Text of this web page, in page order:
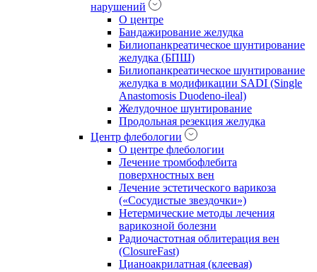
нарушений
О центре
Бандажирование желудка
Билиопанкреатическое шунтирование
желудка (БПШ)
Билиопанкреатическое шунтирование
желудка в модификации SADI (Single
Anastomosis Duodeno-ileal)
Желудочное шунтирование
Продольная резекция желудка
Центр флебологии
О центре флебологии
Лечение тромбофлебита
поверхностных вен
Лечение эстетического варикоза
(«Сосудистые звездочки»)
Нетермические методы лечения
варикозной болезни
Радиочастотная облитерация вен
(ClosureFast)
Цианоакрилатная (клеевая)